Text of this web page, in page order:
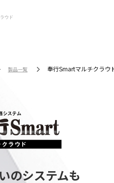
ウド
製品一覧 奉行Smartマルチクラウ
のシステムも